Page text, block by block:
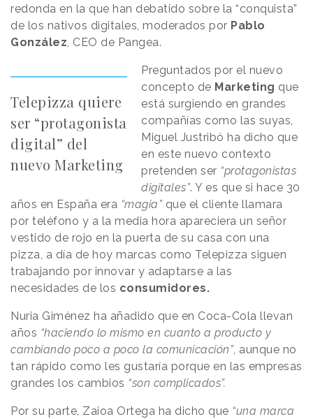
redonda en la que han debatido sobre la “conquista”
de los nativos digitales, moderados por Pablo
González, CEO de Pangea.
Telepizza quiere
ser “protagonista
digital” del
nuevo Marketing
Preguntados por el nuevo
concepto de Marketing que
está surgiendo en grandes
compañías como las suyas,
Miguel Justribó ha dicho que
en este nuevo contexto
pretenden ser “protagonistas
digitales”. Y es que si hace 30
años en España era “magia”que el cliente llamara
por teléfono y a la media hora apareciera un señor
vestido de rojo en la puerta de su casa con una
pizza, a día de hoy marcas como Telepizza siguen
trabajando por innovar y adaptarse a las
necesidades de los consumidores.
Nuria Giménez ha añadido que en Coca-Cola llevan
años “haciendo lo mismo en cuanto a producto y
cambiando poco a poco la comunicación”, aunque no
tan rápido como les gustaría porque en las empresas
grandes los cambios “son complicados”.
Por su parte, Zaioa Ortega ha dicho que “una marca